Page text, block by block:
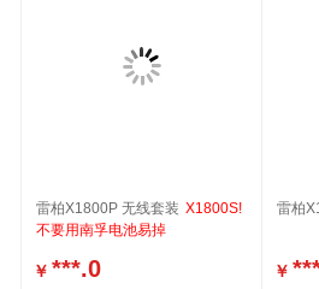
雷柏X1800P 无线套装 X1800S!
不要用南孚电池易掉
￥ ***.0
雷柏
￥